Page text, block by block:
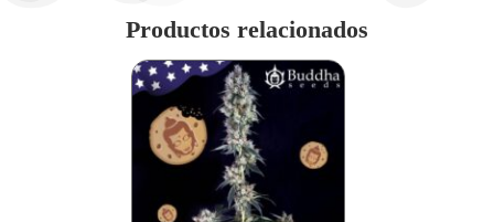
Productos relacionados